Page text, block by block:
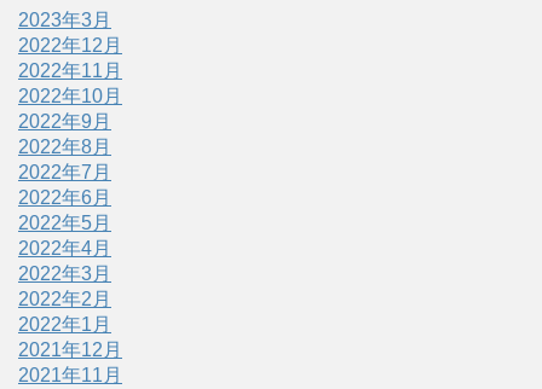
2023年3月
2022年12月
2022年11月
2022年10月
2022年9月
2022年8月
2022年7月
2022年6月
2022年5月
2022年4月
2022年3月
2022年2月
2022年1月
2021年12月
2021年11月